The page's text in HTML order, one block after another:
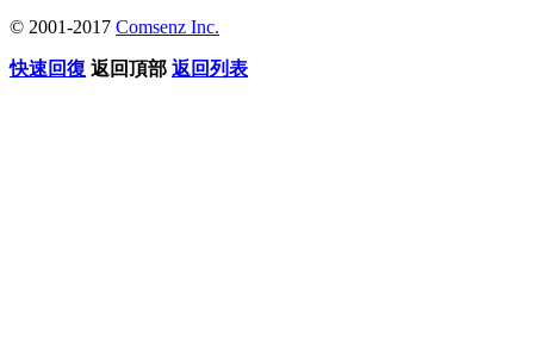
© 2001-2017 Comsenz Inc.
快速回復 返回頂部 返回列表